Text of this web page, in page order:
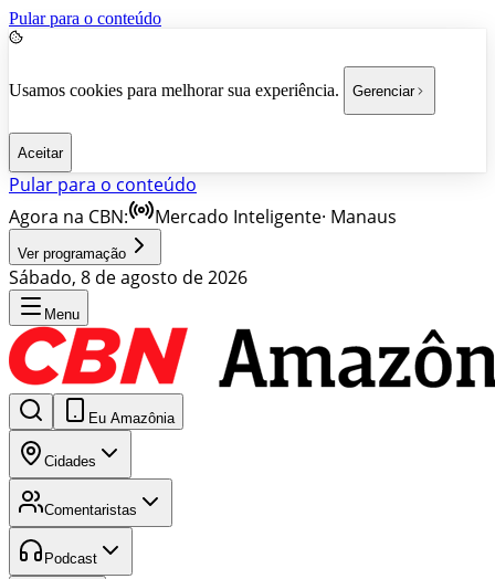
Pular para o conteúdo
Usamos cookies para melhorar sua experiência. Gerenciar
Aceitar
Pular para o conteúdo
Agora na CBN:
Mercado Inteligente· Manaus
Ver programação
Sábado, 8 de agosto de 2026
Menu
Eu Amazônia
Cidades
Comentaristas
Podcast